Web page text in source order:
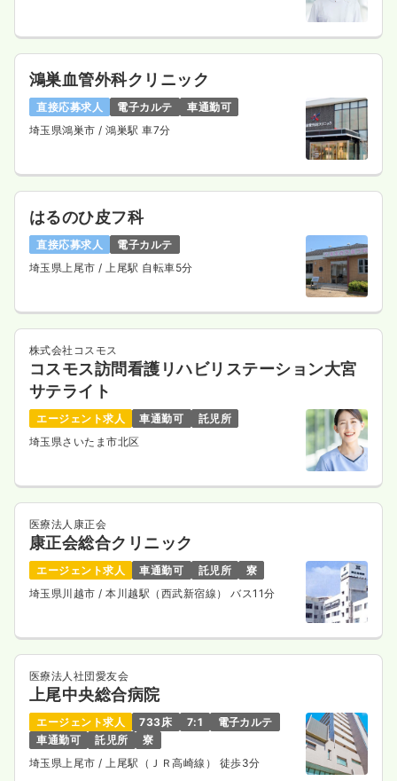
鴻巣血管外科クリニック
直接応募求人 電子カルテ
車通勤可
埼玉県鴻巣市 / 鴻巣駅 車7分
はるのひ皮フ科
直接応募求人
電子カルテ
埼玉県上尾市 / 上尾駅 自転車5分
株式会社コスモス
コスモス訪問看護リハビリステーション大宮
サテライト
エージェント求人 車通勤可
託児所
埼玉県さいたま市北区
医療法人康正会
康正会総合クリニック
エージェント求人 車通勤可 託児所
寮
埼玉県川越市 / 本川越駅（西武新宿線） バス11分
医療法人社団愛友会
上尾中央総合病院
エージェント求人 733床 7:1
電子カルテ
車通勤可
託児所
寮
埼玉県上尾市/ 上尾駅（ＪＲ高崎線） 徒歩3分